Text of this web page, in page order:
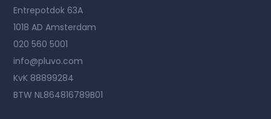
Entrepotdok 63A
1018 AD Amsterdam
020 560 5001
info@pluvo.com
KvK 88899284
BTW NL864816789B01